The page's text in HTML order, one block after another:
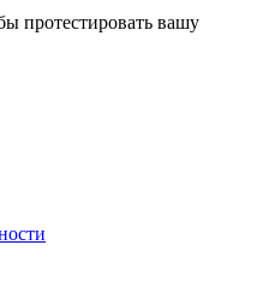
протестировать вашу